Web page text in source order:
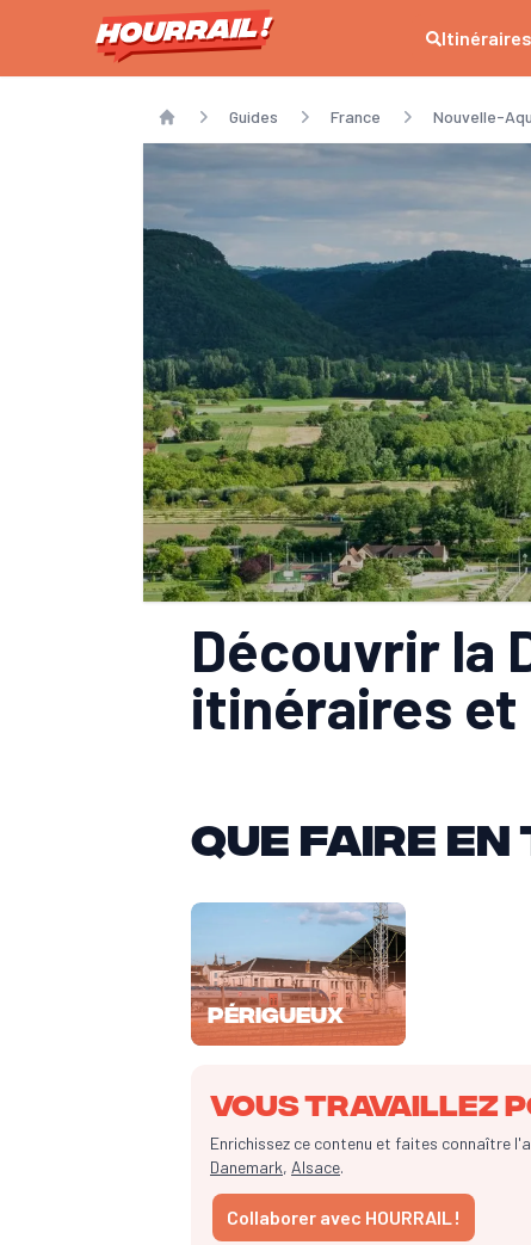
Itinéraires
Guides France Nouvelle-
Découvrir la
itinéraires et
Que faire
Périgueux
Vous travaillez
Enrichissez ce contenu et faites connaître
Danemark, Alsace.
Collaborer avec HOURRAIL !